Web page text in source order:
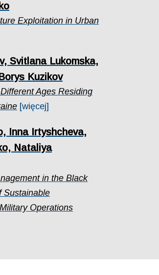
Exploitation in Urban
Svitlana Lukomska,
Kuzikov
Ages Residing
[więcej]
Inna Irtyshcheva,
Nataliya
in the Black
Sustainable
Operations